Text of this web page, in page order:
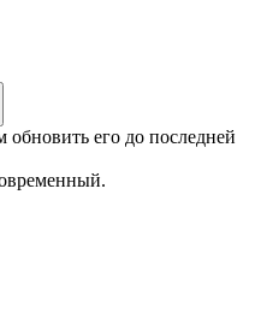
обновить его до последней